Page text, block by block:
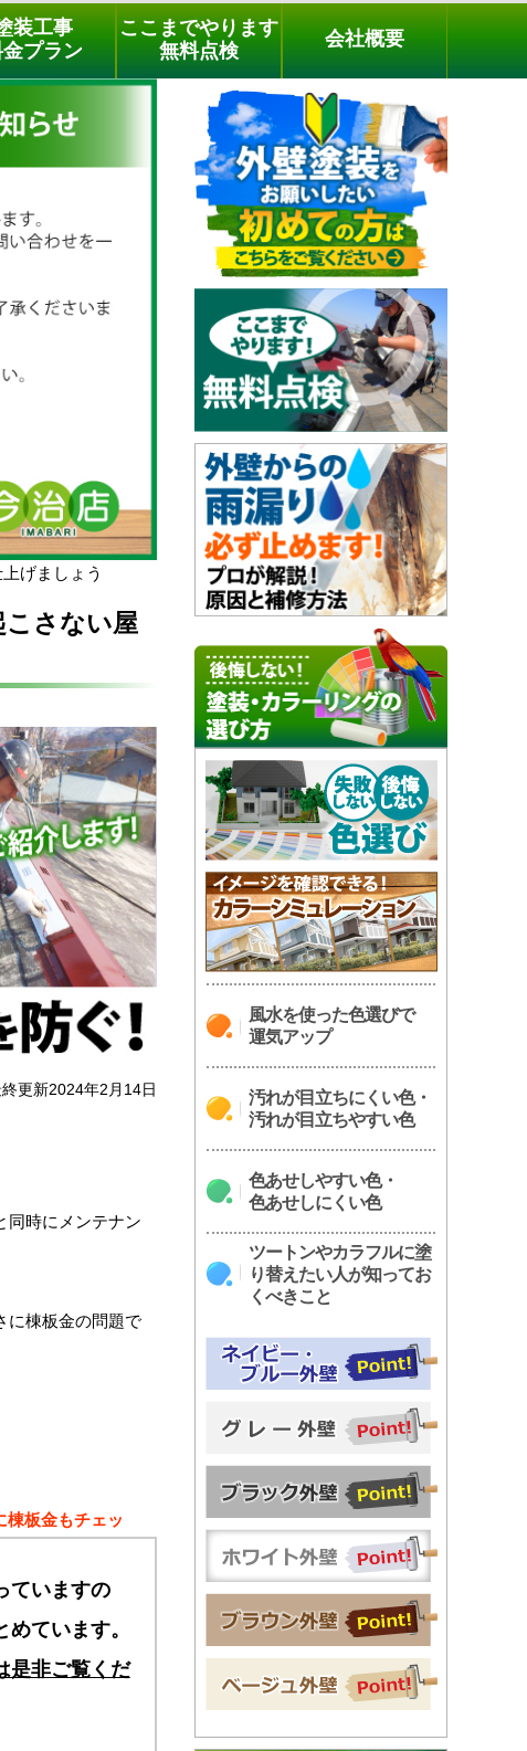
電話でのご相談
[9時～18時まで受付中]
phone03-3779-1505
装工事
プラン
ここまでやります
無料点検
会社概要
げましょう
こさない屋
更新2024年2月14日
同時にメンテナン
に棟板金の問題で
棟板金もチェッ
ていますの
ています。
是非ご覧くだ
風水を使った色選びで
運気アップ
汚れが目立ちにくい色・
汚れが目立ちやすい色
色あせしやすい色・
色あせしにくい色
ツートンやカラフルに塗
り替えたい人が知ってお
くべきこと